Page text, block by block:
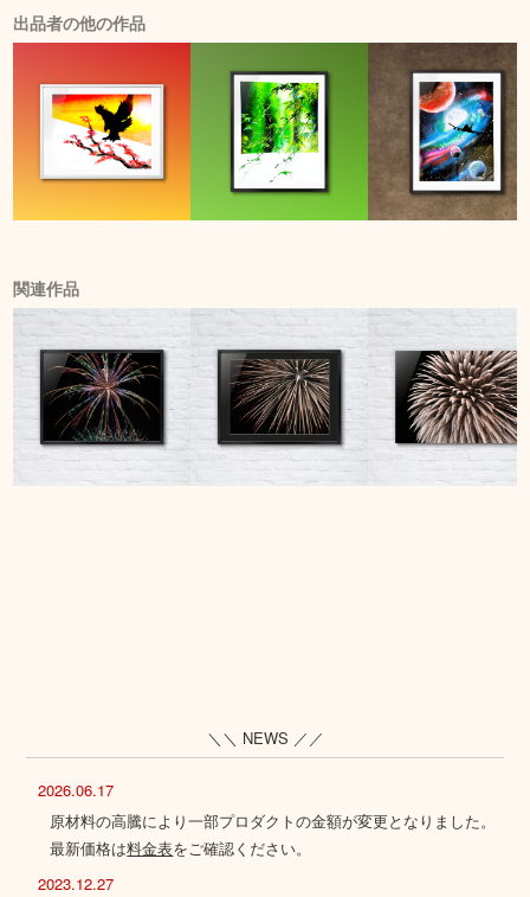
出品者の他の作品
関連作品
＼＼ NEWS ／／
2026.06.17
原材料の高騰により一部プロダクトの金額が変更となりました。
最新価格は料金表をご確認ください。
2023.12.27